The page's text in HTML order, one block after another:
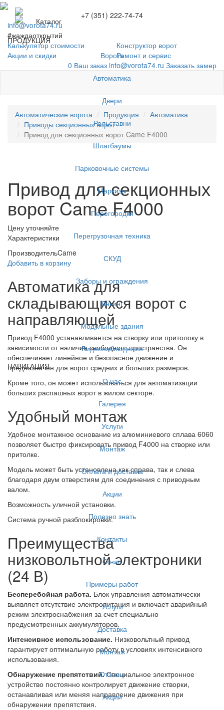
Каталог
ПРОДУКЦИЯ
Ворота
Автоматика
Двери
Рольставни
Шлагбаумы
Парковочные системы
Маркизы
Перегородки
Перегрузочная техника
СКУД
Заборы и ограждения
Декинг
Модульные здания
Видеонаблюдение
НАВИГАЦИЯ
О нас
Галерея
Услуги
Монтаж
Оплата и доставка
Акции
Полезно знать
Контакты
О нас
Примеры работ
Услуги
Доставка
Монтаж
Отзывы
Акции
+7 (351) 222-74-74
info@vorota74.ru
#жаждаоткрытий
Калькулятор стоимости
Конструктор ворот
Акции и скидки
Ремонт и сервис
0 Ваш заказ info@vorota74.ru Заказать замер
Автоматические ворота Продукция
Автоматика
Приводы секционных ворот
Привод для секционных ворот Came F4000
Привод для секционных
ворот Came F4000
Цену уточняйте
Характеристики
ПроизводительCame
Добавить в корзину
Автоматика для
складывающихся ворот с
направляющей
Привод F4000 устанавливается на створку или притолоку в
зависимости от наличия свободного пространства. Он
обеспечивает линейное и безопасное движение и
предназначен для ворот средних и больших размеров.
Кроме того, он может использоваться для автоматизации
больших распашных ворот в жилом секторе.
Удобный монтаж
Удобное монтажное основание из алюминиевого сплава 6060
позволяет быстро фиксировать привод F4000 на створке или
притолке.
Модель может быть установлена как справа, так и слева
благодаря двум отверстиям для соединения с приводным
валом.
Возможность уличной установки.
Cистема ручной разблокировки.
Преимущества
низковольтной электроники
(24 В)
Бесперебойная работа. Блок управления автоматически
выявляет отсутствие электропитания и включает аварийный
режим электроснабжения за счет специально
предусмотренных аккумуляторов.
Интенсивное использование. Низковольтный привод
гарантирует оптимальную работу в условиях интенсивного
использования.
Обнаружение препятствий.Специальное электронное
устройство постоянно контролирует движение створки,
останавливая или меняя направление движения при
обнаружении препятствия.